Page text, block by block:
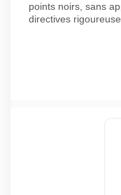
points noirs, sans
directives